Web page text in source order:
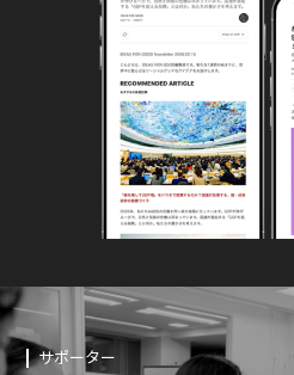
サポーター